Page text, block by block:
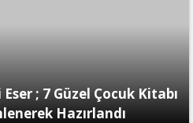
; 7 Güzel Çocuk Kitabı
Hazırlandı